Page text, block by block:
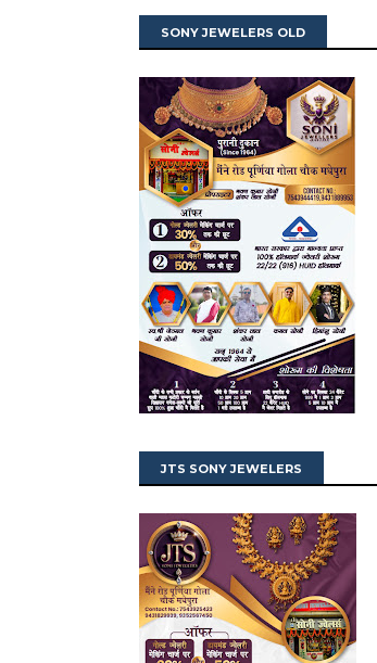
SONY JEWELERS OLD
JTS SONY JEWELERS